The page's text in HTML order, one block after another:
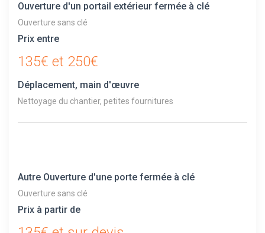
Ouverture d'un portail extérieur fermée à clé
Ouverture sans clé
Prix entre
135€ et 250€
Déplacement, main d'œuvre
Nettoyage du chantier, petites fournitures
Autre Ouverture d'une porte fermée à clé
Ouverture sans clé
Prix à partir de